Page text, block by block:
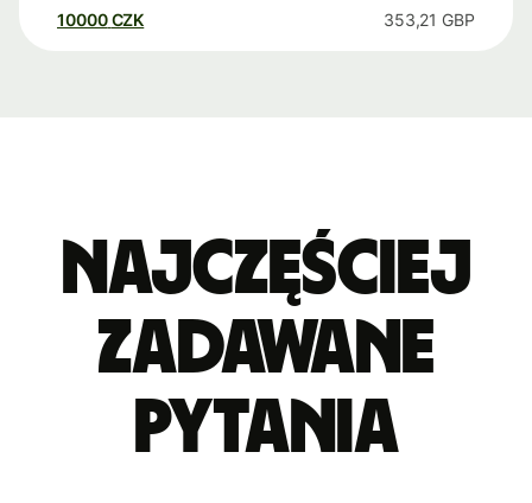
10000 CZK 353,21 GBP
Najczęściej
zadawane
pytania